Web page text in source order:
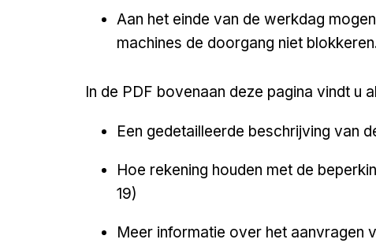
Aan het einde van de werkdag
machines de doorgang niet
In de PDF bovenaan deze pagina vindt u
Een gedetailleerde beschrijving van
Hoe rekening houden met de
19)
Meer informatie over het aanvragen